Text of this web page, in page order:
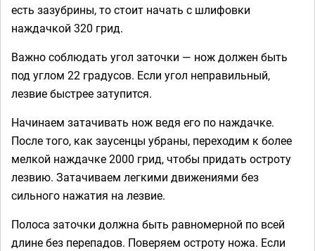
есть зазубрины, то стоит начать с шлифовки
наждачкой 320 грид.
Важно соблюдать угол заточки — нож должен быть
под углом 22 градусов. Если угол неправильный,
лезвие быстрее затупится.
Начинаем затачивать нож ведя его по наждачке.
После того, как заусенцы убраны, переходим к более
мелкой наждачке 2000 грид, чтобы придать остроту
лезвию. Затачиваем легкими движениями без
сильного нажатия на лезвие.
Полоса заточки должна быть равномерной по всей
длине без перепадов. Поверяем остроту ножа. Если